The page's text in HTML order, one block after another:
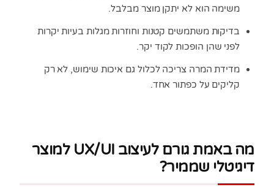
משימה הוא לא יתקן מוצר מבלבל.
בדיקות משתמשים קטנות וחוזרות מגלות בעיות יקרות
לפני שהן הופכות לקוד יקר.
מדידת המרה צריכה לכלול גם איכות שימוש, לא רק
קליקים על כפתור אחד.
מה באמת גורם לעיצוב UX/UI למוצר
דיגיטלי שממיר?